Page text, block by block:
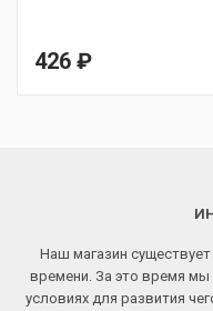
426 ₽
Наш магазин
времени. За это время
условиях для развития